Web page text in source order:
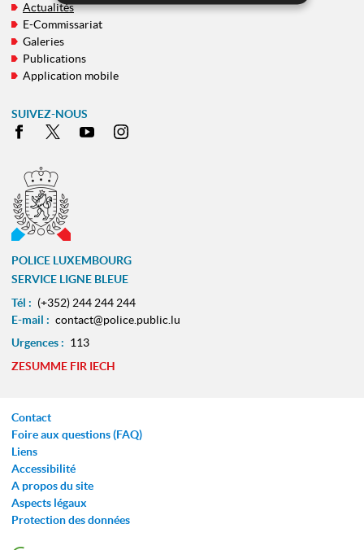
Actualités
E-Commissariat
Galeries
Publications
Application mobile
SUIVEZ-NOUS
Facebook
X Youtube
POLICE LUXEMBOURG
SERVICE LIGNE BLEUE
Tél : (+352) 244 244 244
E-mail : contact@police.public.lu
Urgences : 113
ZESUMME FIR IECH
Contact
Foire aux questions (FAQ)
Liens
Accessibilité
A propos du site
Aspects légaux
Protection des données